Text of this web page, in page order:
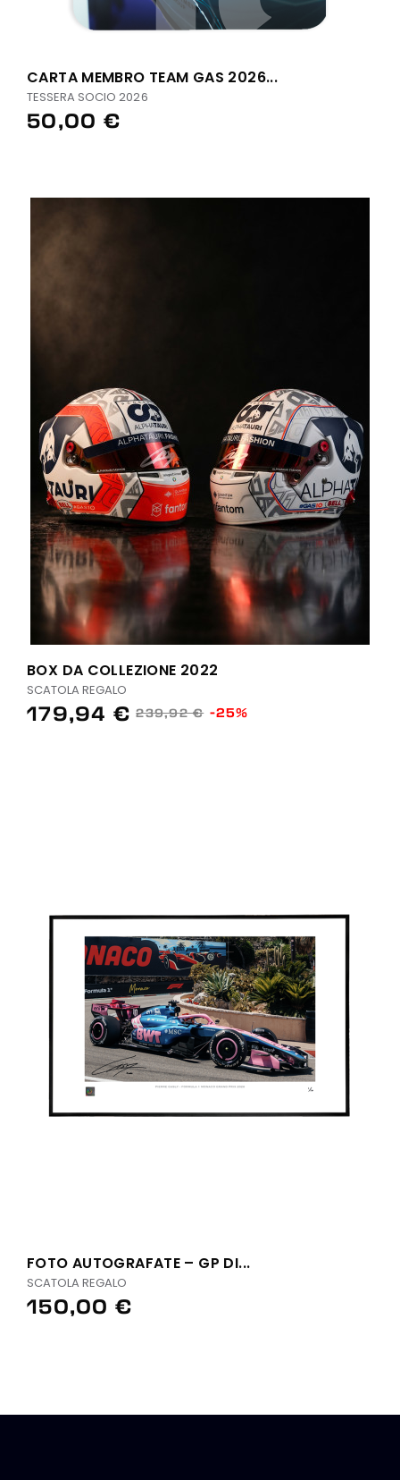
CARTA MEMBRO TEAM GAS 2026...
TESSERA SOCIO 2026
50,00 €
BOX DA COLLEZIONE 2022
SCATOLA REGALO
179,94 € 239,92 € -25%
FOTO AUTOGRAFATE – GP DI...
SCATOLA REGALO
150,00 €